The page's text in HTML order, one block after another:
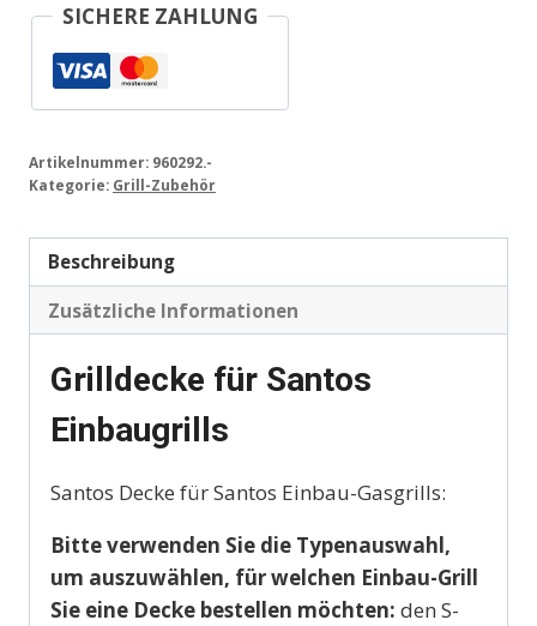
SICHERE ZAHLUNG
Artikelnummer: 960292.-
Kategorie: Grill-Zubehör
Beschreibung
Zusätzliche Informationen
Grilldecke für Santos
Einbaugrills
Santos Decke für Santos Einbau-Gasgrills:
Bitte verwenden Sie die Typenauswahl,
um auszuwählen, für welchen Einbau-Grill
Sie eine Decke bestellen möchten: den S-